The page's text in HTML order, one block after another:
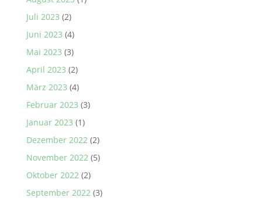
Juli 2023 (2)
Juni 2023 (4)
Mai 2023 (3)
April 2023 (2)
März 2023 (4)
Februar 2023 (3)
Januar 2023 (1)
Dezember 2022(2)
November 2022(5)
Oktober 2022(2)
September 2022(3)